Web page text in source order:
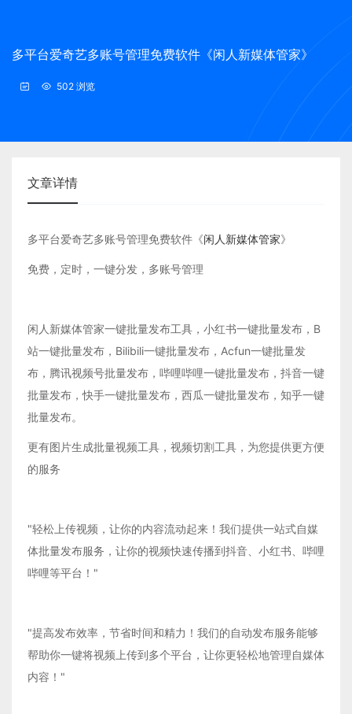
多平台爱奇艺多账号管理免费软件《闲人新媒体管家》
502 浏览
文章详情
多平台爱奇艺多账号管理免费软件《闲人新媒体管家》
免费，定时，一键分发，多账号管理
闲人新媒体管家一键批量发布工具，小红书一键批量发布，B
站一键批量发布，Bilibili一键批量发布，Acfun一键批量发
布，腾讯视频号批量发布，哔哩哔哩一键批量发布，抖音一键
批量发布，快手一键批量发布，西瓜一键批量发布，知乎一键
批量发布。
更有图片生成批量视频工具，视频切割工具，为您提供更方便
的服务
"轻松上传视频，让你的内容流动起来！我们提供一站式自媒
体批量发布服务，让你的视频快速传播到抖音、小红书、哔哩
哔哩等平台！"
"提高发布效率，节省时间和精力！我们的自动发布服务能够
帮助你一键将视频上传到多个平台，让你更轻松地管理自媒体
内容！"